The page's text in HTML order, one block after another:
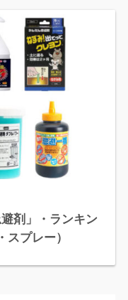
剤」・ランキン
プレー）